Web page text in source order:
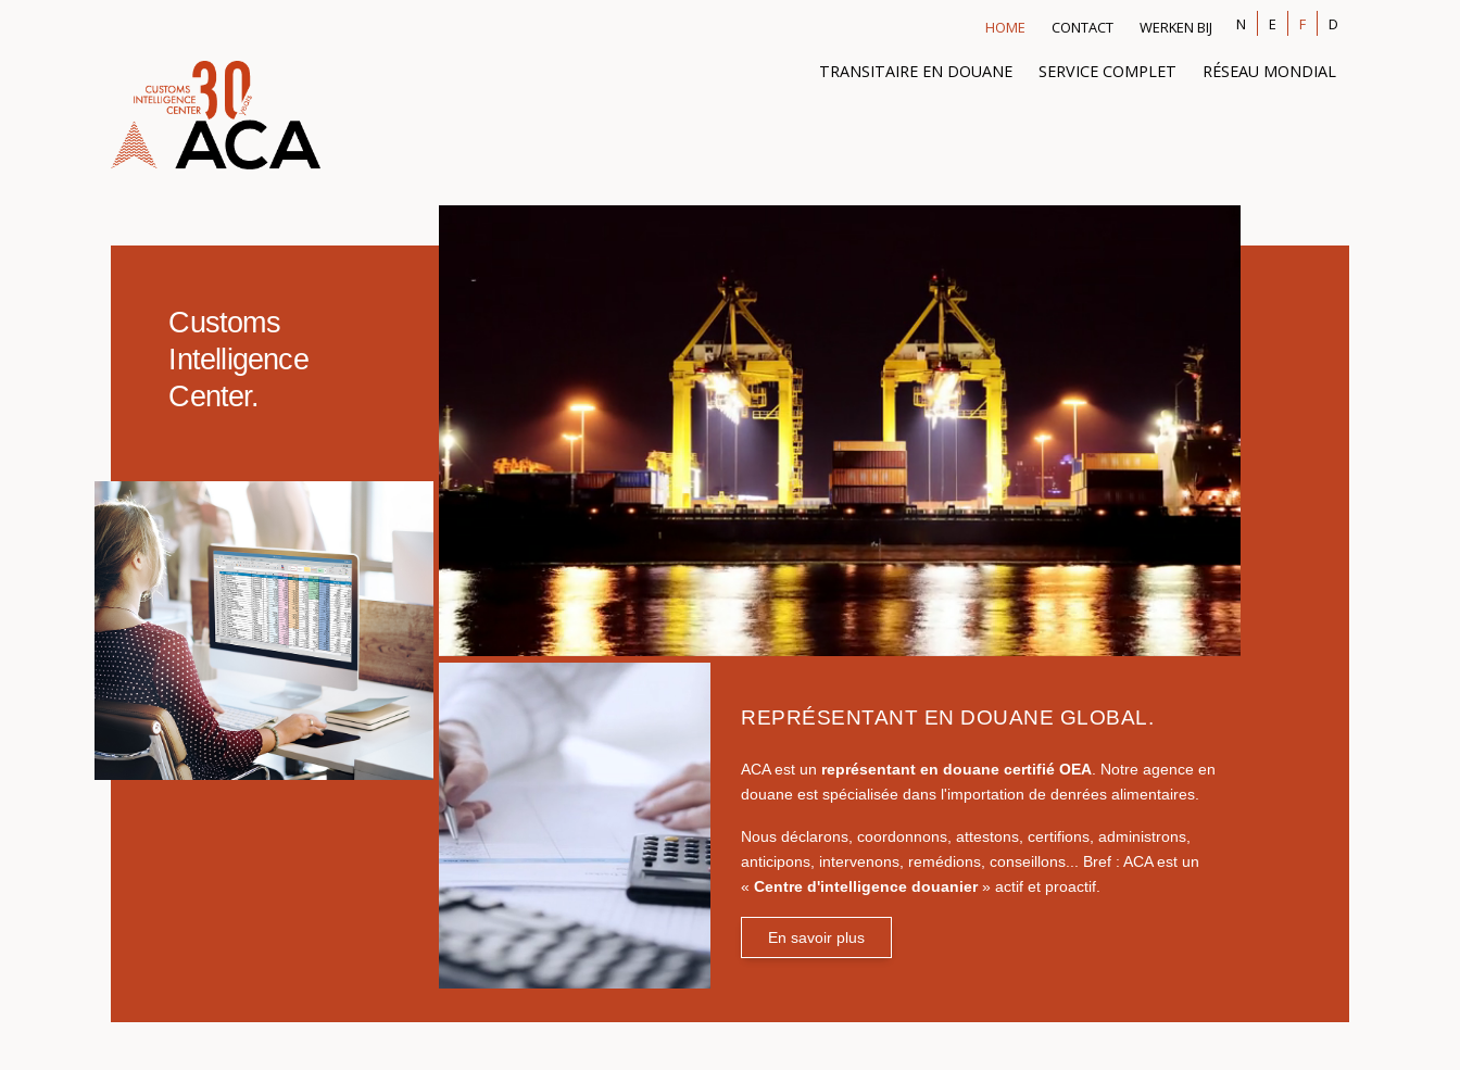
HOME CONTACT WERKEN BIJ N E F D
TRANSITAIRE EN DOUANE SERVICE COMPLET RÉSEAU MONDIAL
Customs
Intelligence
Center.
REPRÉSENTANT EN DOUANE GLOBAL.
ACA est un représentant en douane certifié OEA. Notre agence en
douane est spécialisée dans l'importation de denrées alimentaires.
Nous déclarons, coordonnons, attestons, certifions, administrons,
anticipons, intervenons, remédions, conseillons... Bref : ACA est un
«Centre d'intelligence douanier» actif et proactif.
En savoir plus